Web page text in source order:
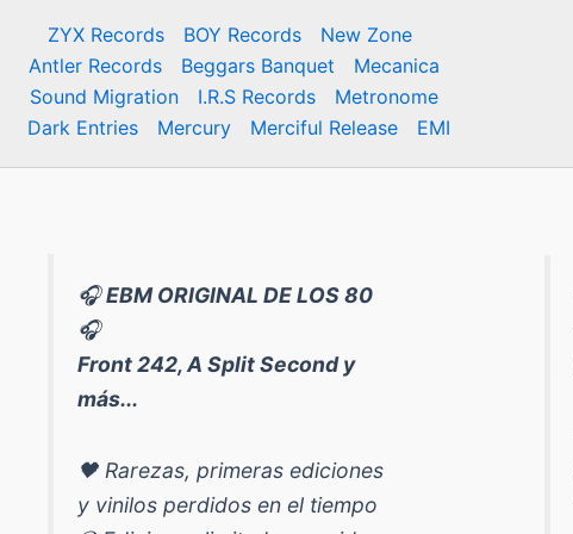
ZYX Records BOY Records
New Zone
Antler Records
Beggars Banquet
Mecanica
Sound Migration
I.R.S Records
Metronome
Dark Entries
Mercury Merciful Release EMI
🎧EBM ORIGINAL DE LOS 80
🎧
Front 242, A Split Second y
más...
🖤 Rarezas, primeras ediciones
y vinilos perdidos en el tiempo